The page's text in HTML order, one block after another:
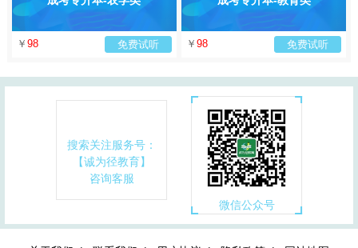
￥ 98 免费试听 ￥ 98 免费试听
搜索关注服务号：
【诚为径教育】
咨询客服
微信公众号